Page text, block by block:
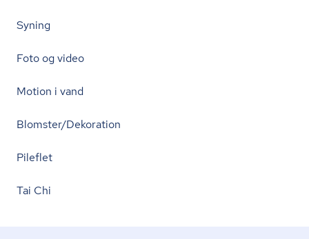
Syning
Foto og video
Motion i vand
Blomster/Dekoration
Pileflet
Tai Chi